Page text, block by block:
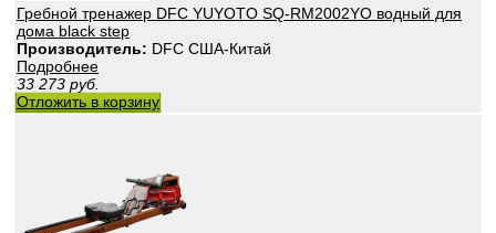
Гребной тренажер DFC YUYOTO SQ-RM2002YO водный для
дома black step
Производитель: DFC США-Китай
Подробнее
33 273 руб.
Отложить в корзину